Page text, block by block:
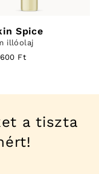
Spice
illóolaj
Ft
a tiszta